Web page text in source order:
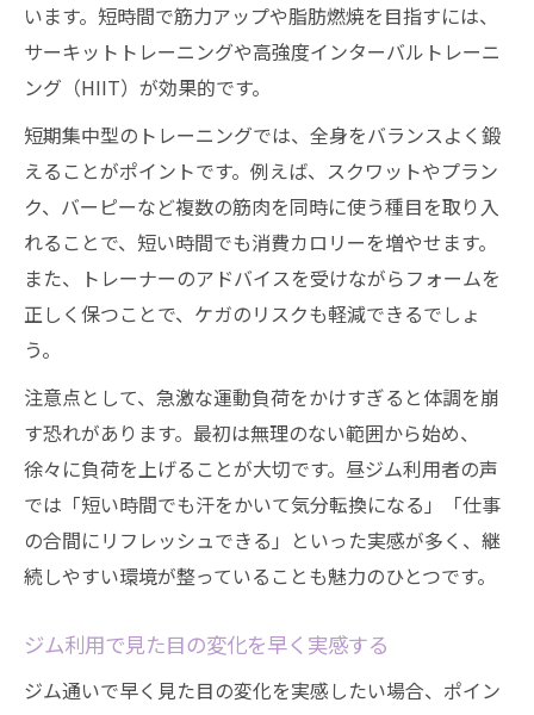
います。短時間で筋力アップや脂肪燃焼を目指すには、
サーキットトレーニングや高強度インターバルトレーニ
ング（HIIT）が効果的です。
短期集中型のトレーニングでは、全身をバランスよく鍛
えることがポイントです。例えば、スクワットやプラン
ク、バーピーなど複数の筋肉を同時に使う種目を取り入
れることで、短い時間でも消費カロリーを増やせます。
また、トレーナーのアドバイスを受けながらフォームを
正しく保つことで、ケガのリスクも軽減できるでしょ
う。
注意点として、急激な運動負荷をかけすぎると体調を崩
す恐れがあります。最初は無理のない範囲から始め、
徐々に負荷を上げることが大切です。昼ジム利用者の声
では「短い時間でも汗をかいて気分転換になる」「仕事
の合間にリフレッシュできる」といった実感が多く、継
続しやすい環境が整っていることも魅力のひとつです。
ジム利用で見た目の変化を早く実感する
ジム通いで早く見た目の変化を実感したい場合、ポイン